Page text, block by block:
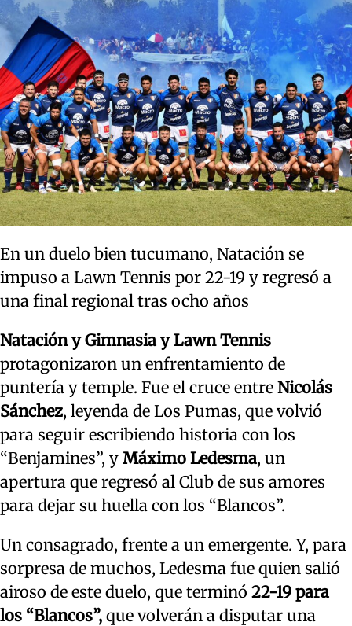
En un duelo bien tucumano, Natación se
impuso a Lawn Tennis por 22-19 y regresó a
una final regional tras ocho años
Natación y Gimnasia y Lawn Tennis
protagonizaron un enfrentamiento de
puntería y temple. Fue el cruce entre Nicolás
Sánchez, leyenda de Los Pumas, que volvió
para seguir escribiendo historia con los
“Benjamines”, y Máximo Ledesma, un
apertura que regresó al Club de sus amores
para dejar su huella con los “Blancos”.
Un consagrado, frente a un emergente. Y, para
sorpresa de muchos, Ledesma fue quien salió
airoso de este duelo, que terminó 22-19 para
los “Blancos”, que volverán a disputar una